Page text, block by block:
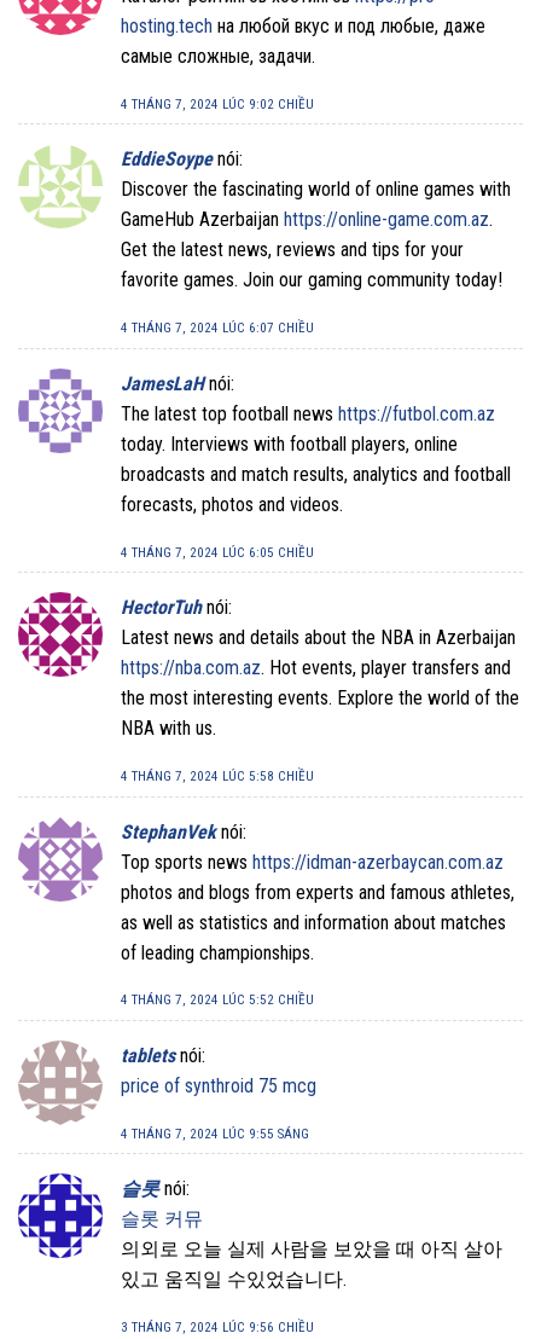
hosting.tech на любой вкус и под любые, даже
самые сложные, задачи.
4 THÁNG 7, 2024 LÚC 9:02 CHIỀU
EddieSoype nói:
Discover the fascinating world of online games with
GameHub Azerbaijan https://online-game.com.az.
Get the latest news, reviews and tips for your
favorite games. Join our gaming community today!
4 THÁNG 7, 2024 LÚC 6:07 CHIỀU
JamesLaH nói:
The latest top football news https://futbol.com.az
today. Interviews with football players, online
broadcasts and match results, analytics and football
forecasts, photos and videos.
4 THÁNG 7, 2024 LÚC 6:05 CHIỀU
HectorTuh nói:
Latest news and details about the NBA in Azerbaijan
https://nba.com.az. Hot events, player transfers and
the most interesting events. Explore the world of the
NBA with us.
4 THÁNG 7, 2024 LÚC 5:58 CHIỀU
StephanVek nói:
Top sports news https://idman-azerbaycan.com.az
photos and blogs from experts and famous athletes,
as well as statistics and information about matches
of leading championships.
4 THÁNG 7, 2024 LÚC 5:52 CHIỀU
tablets nói:
price of synthroid 75 mcg
4 THÁNG 7, 2024 LÚC 9:55 SÁNG
슬롯 nói:
슬롯 커뮤
의외로 오늘 실제 사람을 보았을 때 아직 살아
있고 움직일 수있었습니다.
3 THÁNG 7, 2024 LÚC 9:56 CHIỀU